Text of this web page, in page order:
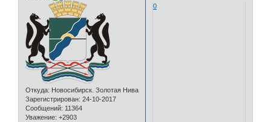
Откуда: Новосибирск. Золотая Нива
Зарегистрирован: 24-10-2017
Сообщений: 11364
Уважение: +2903
0